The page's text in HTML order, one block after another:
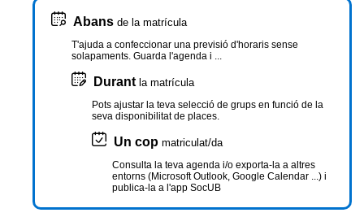
Abansde la matrícula
T'ajuda a confeccionar una previsió d'horaris sense
solapaments. Guarda l'agenda i ...
Durantla matrícula
Pots ajustar la teva selecció de grups en funció de la
seva disponibilitat de places.
Un copmatriculat/da
Consulta la teva agenda i/o exporta-la a altres
entorns (Microsoft Outlook, Google Calendar ...) i
publica-la a l'app SocUB